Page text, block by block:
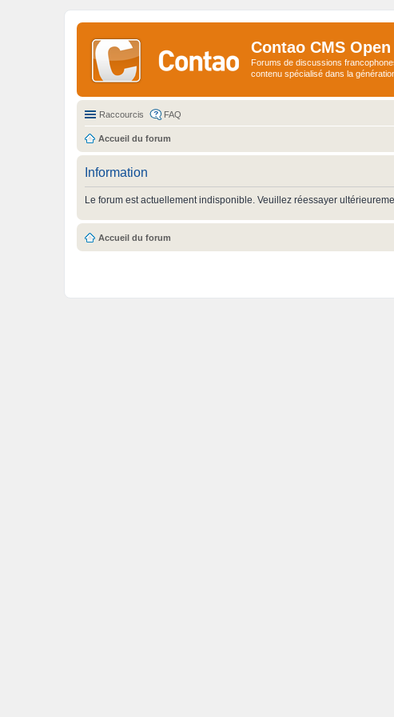
Contao CMS
Forums de discussions
contenu spécialisé dans la
Raccourcis FAQ
Accueil du forum
Information
Le forum est actuellement indisponible. Veuillez réessayer
Accueil du forum